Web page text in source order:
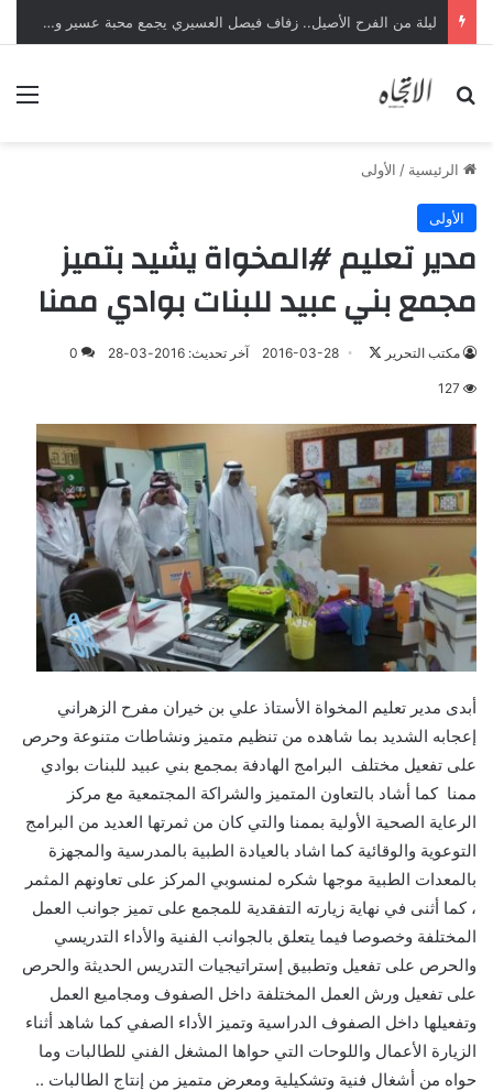
ليلة من الفرح الأصيل.. زفاف فيصل العسيري يجمع محبة عسير وجازان
بحث عن
الرئيسية / الأولى
الأولى
مدير تعليم #المخواة يشيد بتميز
مجمع بني عبيد للبنات بوادي ممنا
مكتب التحرير 2016-03-28 آخر تحديث: 2016-03-28 0
127
أبدى مدير تعليم المخواة الأستاذ علي بن خيران مفرح الزهراني
إعجابه الشديد بما شاهده من تنظيم متميز ونشاطات متنوعة وحرص
على تفعيل مختلف البرامج الهادفة بمجمع بني عبيد للبنات بوادي
ممنا كما أشاد بالتعاون المتميز والشراكة المجتمعية مع مركز
الرعاية الصحية الأولية بممنا والتي كان من ثمرتها العديد من البرامج
التوعوية والوقائية كما اشاد بالعيادة الطبية بالمدرسية والمجهزة
بالمعدات الطبية موجها شكره لمنسوبي المركز على تعاونهم المثمر
، كما أثنى في نهاية زيارته التفقدية للمجمع على تميز جوانب العمل
المختلفة وخصوصا فيما يتعلق بالجوانب الفنية والأداء التدريسي
والحرص على تفعيل وتطبيق إستراتيجيات التدريس الحديثة والحرص
على تفعيل ورش العمل المختلفة داخل الصفوف ومجاميع العمل
وتفعيلها داخل الصفوف الدراسية وتميز الأداء الصفي كما شاهد أثناء
الزيارة الأعمال واللوحات التي حواها المشغل الفني للطالبات وما
حواه من أشغال فنية وتشكيلية ومعرض متميز من إنتاج الطالبات ..